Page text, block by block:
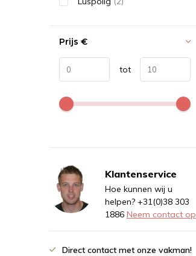
Prijs €
tot
Klantenservice
Hoe kunnen wij u
helpen? +31(0)38 303
1886 Neem contact op
Direct contact met onze vakman!